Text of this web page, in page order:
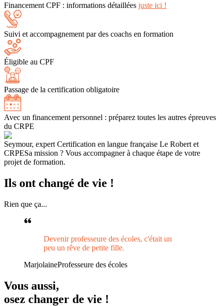
Financement CPF : informations détaillées juste ici !
Suivi et accompagnement par des coachs en formation
Éligible au CPF
Passage de la certification obligatoire
Avec un financement personnel : préparez toutes les autres épreuves
du CRPE
Seymour, expert Certification en langue française Le Robert et
CRPESa mission ? Vous accompagner à chaque étape de votre
projet de formation.
Ils ont changé de vie !
Rien que ça...
Devenir professeure des écoles, c'était un
peu un rêve de petite fille.
MarjolaineProfesseure des écoles
Vous aussi,
osez changer de vie !